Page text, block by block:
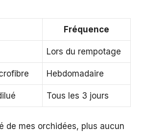
Fréquence
Lors du rempotage
Hebdomadaire
Tous les 3 jours
de mes orchidées, plus aucun